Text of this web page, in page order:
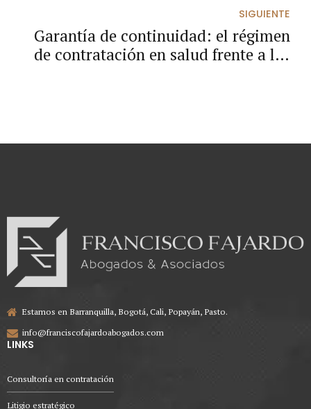
jurisprudencia inexistente
SIGUIENTE
Garantía de continuidad: el régimen
de contratación en salud frente a las
Estamos en Barranquilla, Bogotá, Cali, Popayán, Pasto.
info@franciscofajardoabogados.com
LINKS
Consultoría en contratación
Litigio estratégico